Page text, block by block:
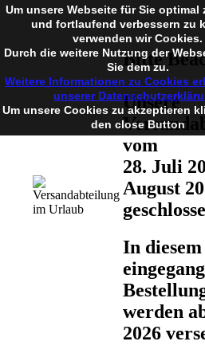
Bitte
Unsere
vom
28. Juli
August
In
werden
2026
Um unsere Webseite für Sie optimal
und fortlaufend verbessern zu
verwenden wir Cookies.
Durch die weitere Nutzung der
Sie dem zu.
Weitere Informationen zu Cookies
unserer
Um unsere Cookies zu akzeptieren
den close Button